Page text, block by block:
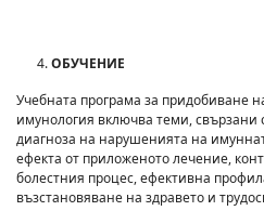
ОБУЧЕНИЕ
Учебната програма за придобиване
имунология включва теми, свързани
диагноза на нарушенията на
ефекта от приложеното лечение,
болестния процес, ефективна
възстановяване на здравето и